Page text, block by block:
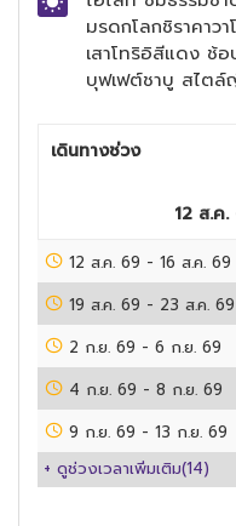
มรดกโลกชิราคาว
เสาโทริอิสีแดง ช้
บุฟเฟต์ชาบู สไต
เดินทางช่วง
12 ส.ค
12 ส.ค. 69 - 16 ส.ค. 69
19 ส.ค. 69 - 23 ส.ค. 69
2 ก.ย. 69 - 6 ก.ย. 69
4 ก.ย. 69 - 8 ก.ย. 69
9 ก.ย. 69 - 13 ก.ย. 69
+ ดูช่วงเวลาเพิ่มเติม(14)